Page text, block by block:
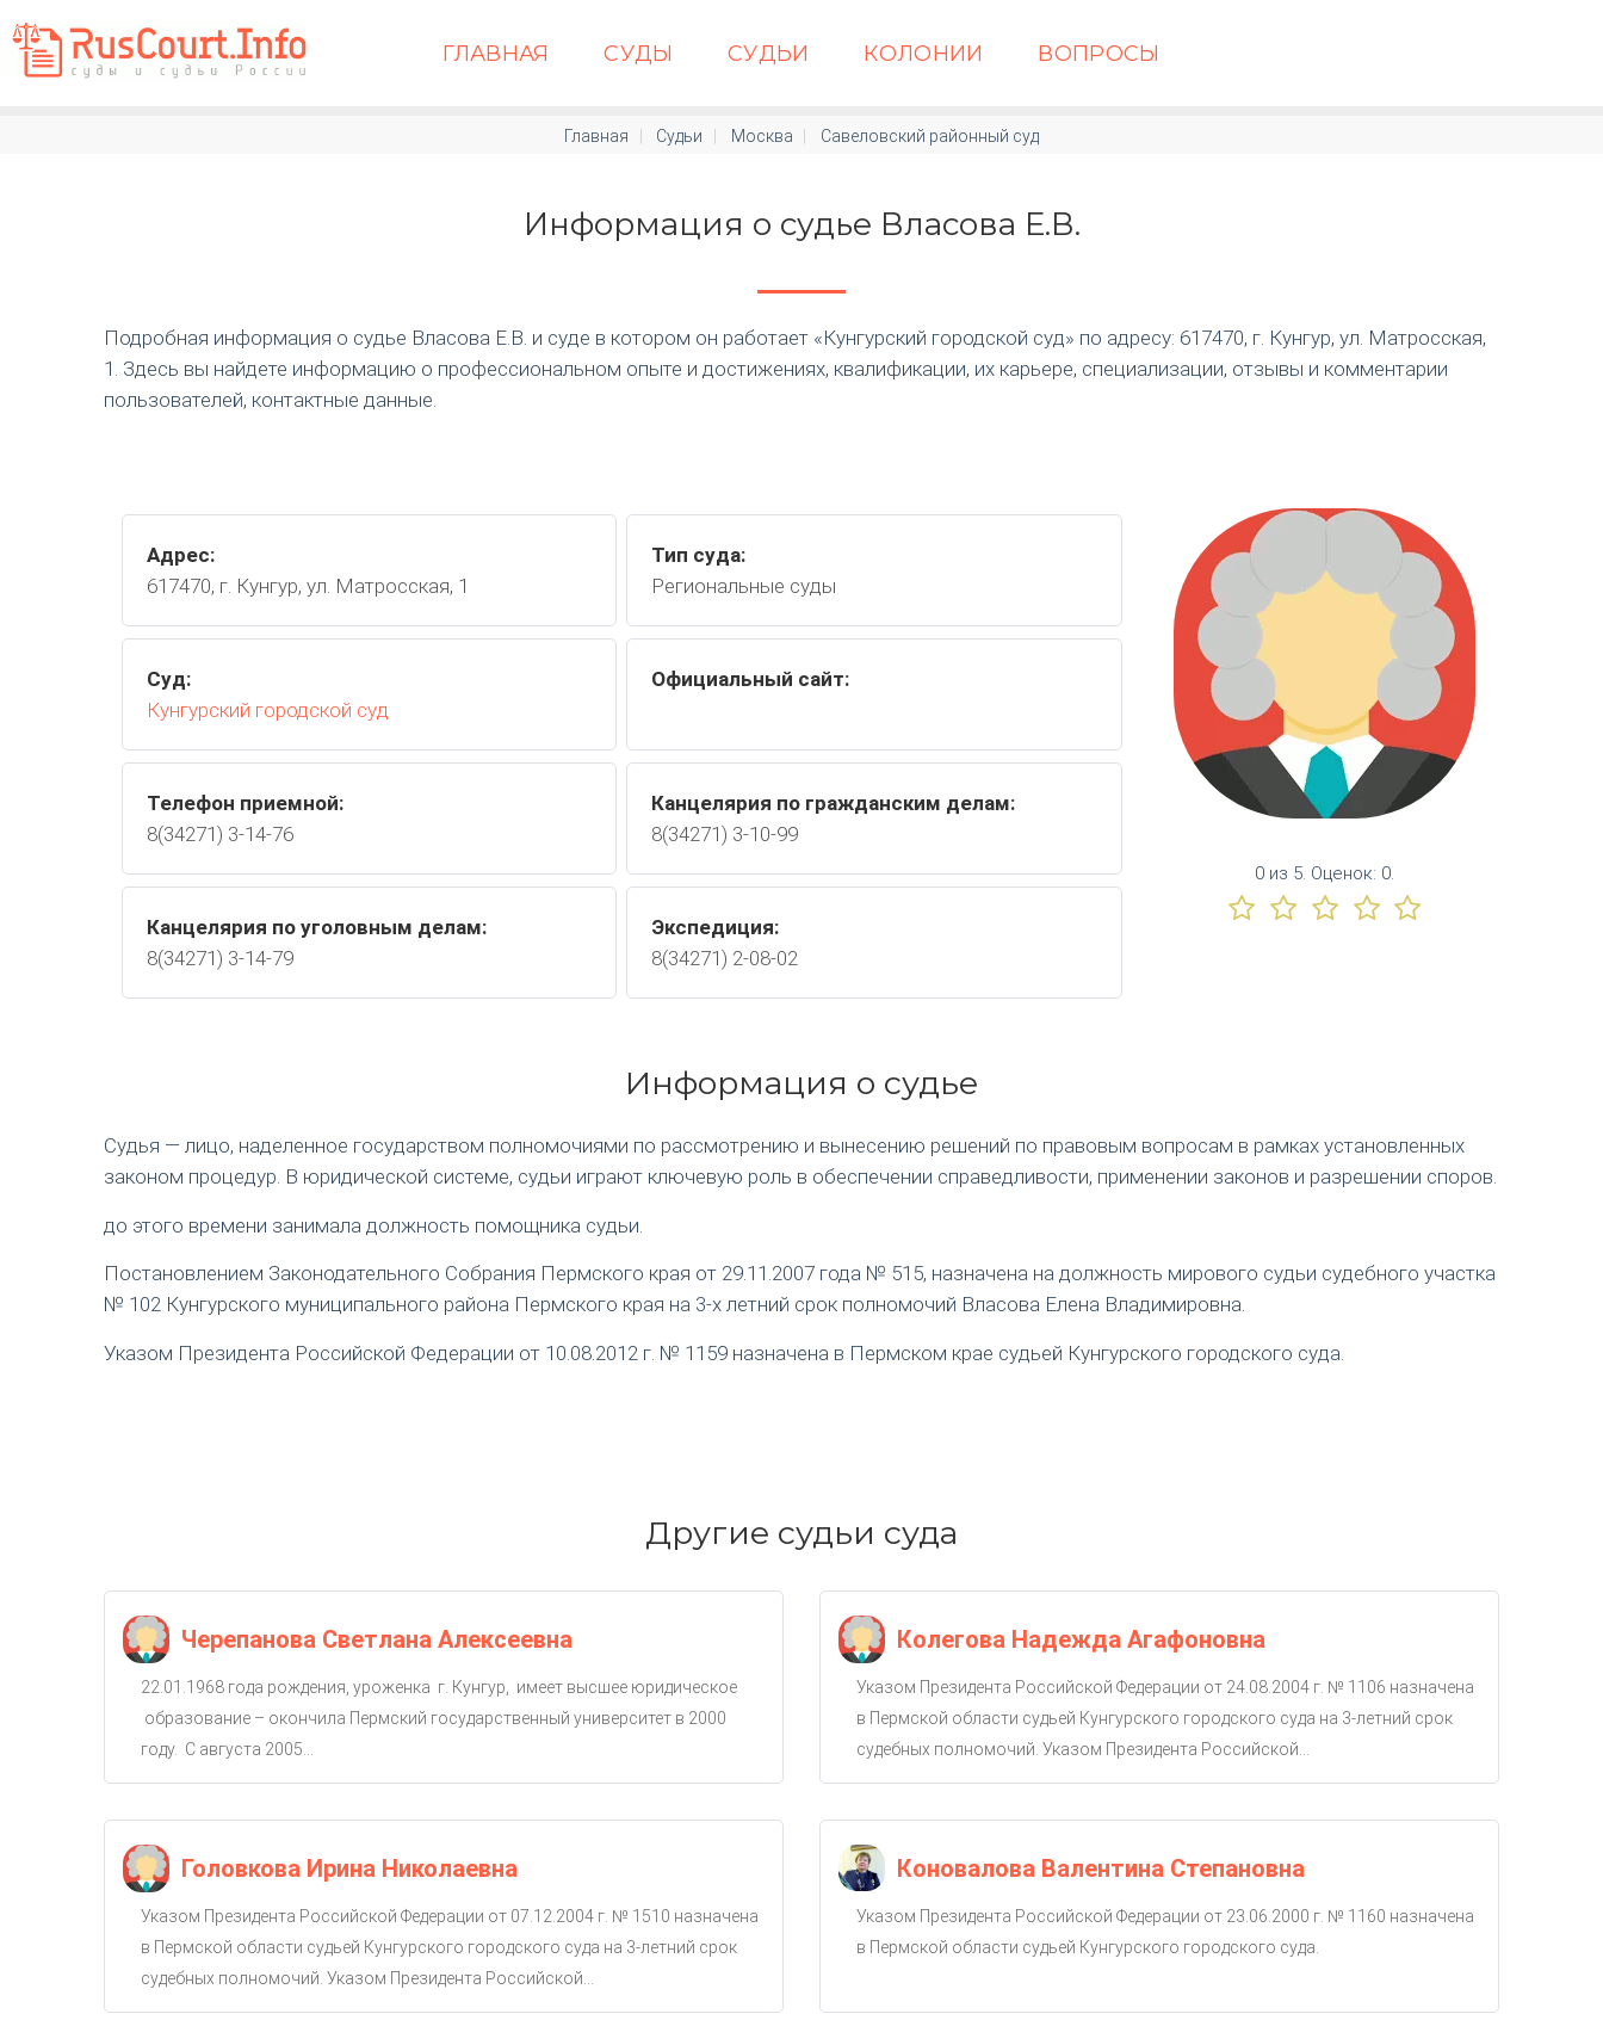
ГЛАВНАЯ СУДЫ СУДЬИ КОЛОНИИ ВОПРОСЫ
Главная Судьи Москва Савеловский районный суд
Информация о судье Власова Е.В.
Подробная информация о судье Власова Е.В. и суде в котором он работает «Кунгурский городской суд» по адресу: 617470, г. Кунгур, ул. Матросская,
1. Здесь вы найдете информацию о профессиональном опыте и достижениях, квалификации, их карьере, специализации, отзывы и комментарии
пользователей, контактные данные.
Адрес:
617470, г. Кунгур, ул. Матросская, 1
Тип суда:
Региональные суды
Суд:
Кунгурский городской суд
Официальный сайт:
Телефон приемной:
8(34271) 3-14-76
Канцелярия по гражданским делам:
8(34271) 3-10-99
Канцелярия по уголовным делам:
8(34271) 3-14-79
Экспедиция:
8(34271) 2-08-02
0 из 5. Оценок: 0.
Информация о судье
Судья — лицо, наделенное государством полномочиями по рассмотрению и вынесению решений по правовым вопросам в рамках установленных
законом процедур. В юридической системе, судьи играют ключевую роль в обеспечении справедливости, применении законов и разрешении споров.
до этого времени занимала должность помощника судьи.
Постановлением Законодательного Собрания Пермского края от 29.11.2007 года № 515, назначена на должность мирового судьи судебного участка
№ 102 Кунгурского муниципального района Пермского края на 3-х летний срок полномочий Власова Елена Владимировна.
Указом Президента Российской Федерации от 10.08.2012 г. № 1159 назначена в Пермском крае судьей Кунгурского городского суда.
Другие судьи суда
Черепанова Светлана Алексеевна
22.01.1968 года рождения, уроженка г. Кунгур, имеет высшее юридическое
образование – окончила Пермский государственный университет в 2000
году. С августа 2005...
Головкова Ирина Николаевна
Указом Президента Российской Федерации от 07.12.2004 г. № 1510 назначена
в Пермской области судьей Кунгурского городского суда на 3-летний срок
судебных полномочий. Указом Президента Российской...
Колегова Надежда Агафоновна
Указом Президента Российской Федерации от 24.08.2004 г. № 1106 назначена
в Пермской области судьей Кунгурского городского суда на 3-летний срок
судебных полномочий. Указом Президента Российской...
Коновалова Валентина Степановна
Указом Президента Российской Федерации от 23.06.2000 г. № 1160 назначена
в Пермской области судьей Кунгурского городского суда.